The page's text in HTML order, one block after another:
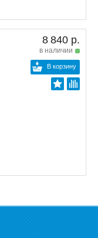
8 840 р.
в наличии
В корзину